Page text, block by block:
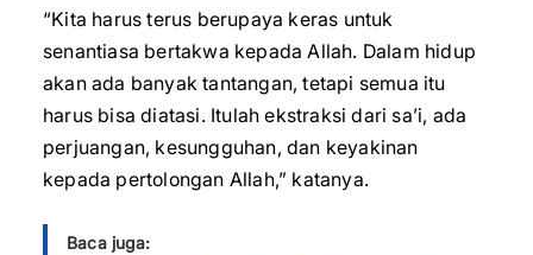
“Kita harus terus berupaya keras untuk
senantiasa bertakwa kepada Allah. Dalam hidup
akan ada banyak tantangan, tetapi semua itu
harus bisa diatasi. Itulah ekstraksi dari sa’i, ada
perjuangan, kesungguhan, dan keyakinan
kepada pertolongan Allah,” katanya.
Baca juga: